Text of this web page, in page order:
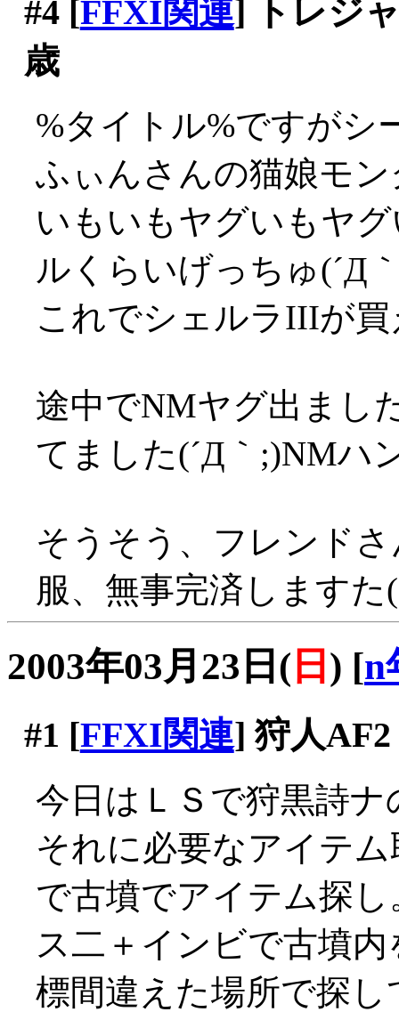
#4[FFXI関連] トレジ
歳
%タイトル%ですがシ
ふぃんさんの猫娘モ
いもいもヤグいもヤ
ルくらいげっちゅ(´Д
これでシェルラIIIが
途中でNMヤグ出まし
てました(´Д｀;)NMハ
そうそう、フレンド
服、無事完済します
2003年03月23日( 日 ) [n
#1 [FFXI関連] 狩人AF2
今日はＬＳで狩黒詩
それに必要なアイテ
で古墳でアイテム探し
ス二＋インビで古墳
標間違えた場所で探